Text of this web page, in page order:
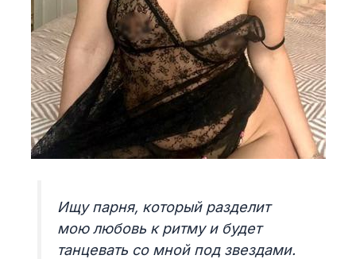
Ищу парня, который разделит
мою любовь к ритму и будет
танцевать со мной под звездами.